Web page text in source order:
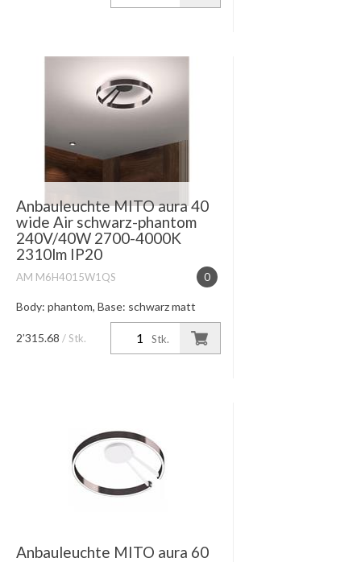
Anbauleuchte MITO aura 40
wide Air schwarz-phantom
240V/40W 2700-4000K
2310lm IP20
0
AM M6H4015W1QS
Body: phantom, Base: schwarz matt
Lichtwirkung table (wide) breit
abstrahlendes Licht nach unten,
Stk.
2’315.68 / Stk.
Anbauleuchte MITO aura 60